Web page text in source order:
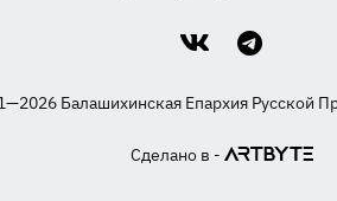
Балашихинская Епархия Русской
Сделано в -